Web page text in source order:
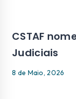
CSTAF
Judiciais
8 de Maio, 2026